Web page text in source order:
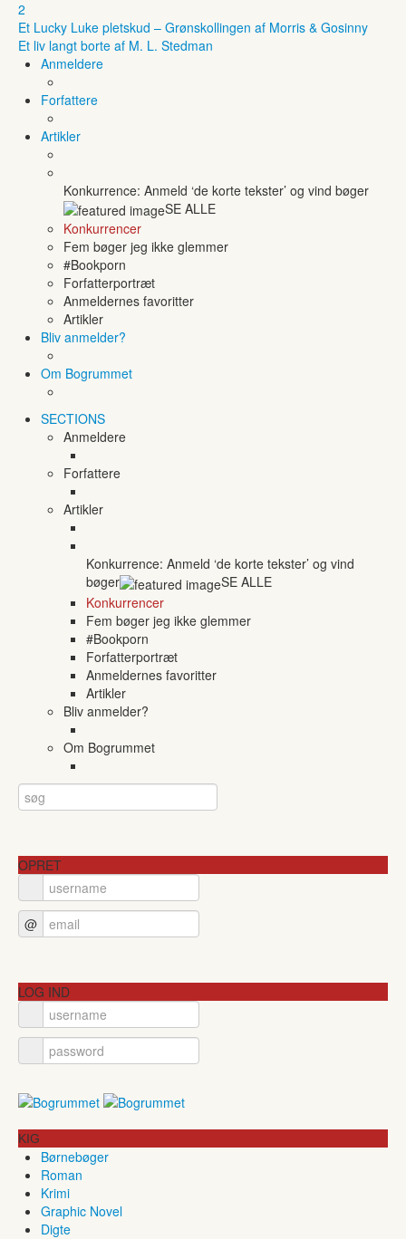
2
Et Lucky Luke pletskud – Grønskollingen af Morris & Gosinny
Et liv langt borte af M. L. Stedman
Anmeldere
Forfattere
Artikler
Konkurrence: Anmeld ‘de korte tekster’ og vind bøger
SE ALLE
Konkurrencer
Fem bøger jeg ikke glemmer
#Bookporn
Forfatterportræt
Anmeldernes favoritter
Artikler
Bliv anmelder?
Om Bogrummet
SECTIONS
Anmeldere
Forfattere
Artikler
Konkurrence: Anmeld ‘de korte tekster’ og vind
bøger
SE ALLE
Konkurrencer
Fem bøger jeg ikke glemmer
#Bookporn
Forfatterportræt
Anmeldernes favoritter
Artikler
Bliv anmelder?
Om Bogrummet
OPRET
@
LOG IND
KIG
Børnebøger
Roman
Krimi
Graphic Novel
Digte